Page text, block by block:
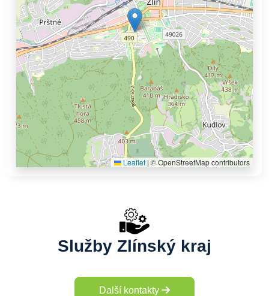
Leaflet | © OpenStreetMap contributors
Služby Zlínský kraj
Další kontakty